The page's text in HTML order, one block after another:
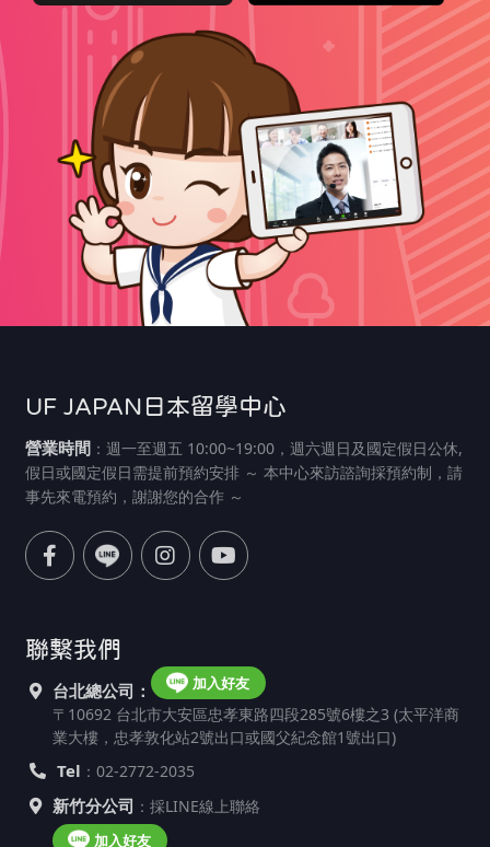
UF JAPAN日本留學中心
營業時間：週一至週五 10:00~19:00，週六週日及國定假日公休,
假日或國定假日需提前預約安排 ～ 本中心來訪諮詢採預約制，請
事先來電預約，謝謝您的合作 ～
聯繫我們
台北總公司： 加入好友
〒10692 台北市大安區忠孝東路四段285號6樓之3 (太平洋商
業大樓，忠孝敦化站2號出口或國父紀念館1號出口)
Tel ：02-2772-2035
新竹分公司 ：採LINE線上聯絡
加入好友